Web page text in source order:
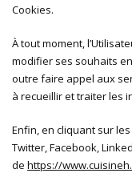
Cookies.
À tout moment,
modifier ses souhaits
outre faire appel aux
à recueillir et traiter les
Enfin, en cliquant sur
Twitter, Facebook,
de https://